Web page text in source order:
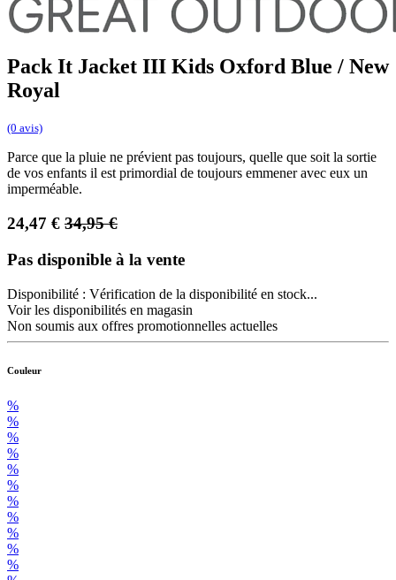
Pack It Jacket III Kids Oxford Blue / New
Royal
(0 avis)
Parce que la pluie ne prévient pas toujours, quelle que soit la sortie
de vos enfants il est primordial de toujours emmener avec eux un
imperméable.
24,47 € 34,95€
Pas disponible à la vente
Disponibilité : Vérification de la disponibilité en stock...
Voir les disponibilités en magasin
Non soumis aux offres promotionnelles actuelles
Couleur
%
%
%
%
%
%
%
%
%
%
%